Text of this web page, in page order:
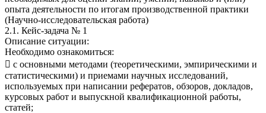
опыта деятельности по итогам производственной практики
(Научно-исследовательская работа)
2.1. Кейс-задача № 1
Описание ситуации:
Необходимо ознакомиться:
 с основными методами (теоретическими, эмпирическими и
статистическими) и приемами научных исследований,
используемых при написании рефератов, обзоров, докладов,
курсовых работ и выпускной квалификационной работы,
статей;